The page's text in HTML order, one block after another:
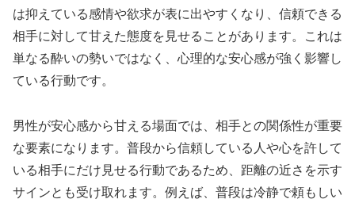
は抑えている感情や欲求が表に出やすくなり、信頼できる
相手に対して甘えた態度を見せることがあります。これは
単なる酔いの勢いではなく、心理的な安心感が強く影響し
ている行動です。
男性が安心感から甘える場面では、相手との関係性が重要
な要素になります。普段から信頼している人や心を許して
いる相手にだけ見せる行動であるため、距離の近さを示す
サインとも受け取れます。例えば、普段は冷静で頼もしい